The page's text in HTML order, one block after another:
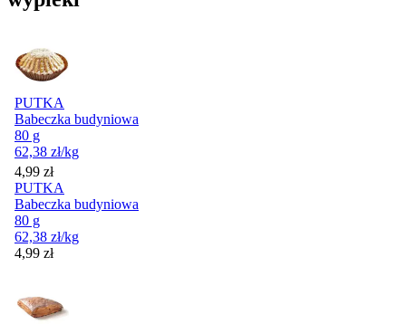
PUTKA
Babeczka budyniowa
80 g
62,38 zł/kg
Cena
4,99 zł
PUTKA
Babeczka budyniowa
80 g
62,38 zł/kg
Cena
4,99 zł